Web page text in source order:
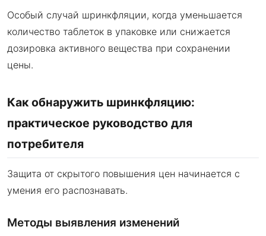
Особый случай шринкфляции, когда уменьшается
количество таблеток в упаковке или снижается
дозировка активного вещества при сохранении
цены.
Как обнаружить шринкфляцию:
практическое руководство для
потребителя
Защита от скрытого повышения цен начинается с
умения его распознавать.
Методы выявления изменений